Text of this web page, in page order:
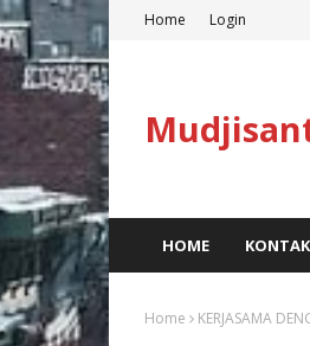
Home Login
HOME KONTAK
Home KERJASAMA